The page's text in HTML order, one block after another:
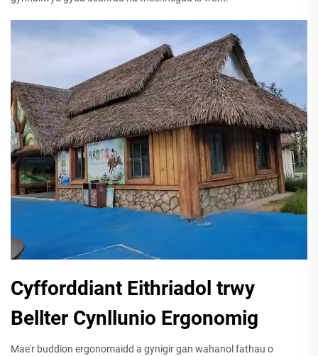
Cyfforddiant Eithriadol trwy
Bellter Cynllunio Ergonomig
Mae'r buddion ergonomaidd a gynigir gan wahanol fathau o